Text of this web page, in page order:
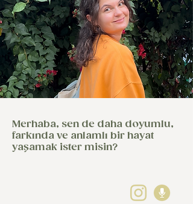
Merhaba, sen de daha doyumlu,
farkında ve anlamlı bir hayat
yaşamak ister misin?